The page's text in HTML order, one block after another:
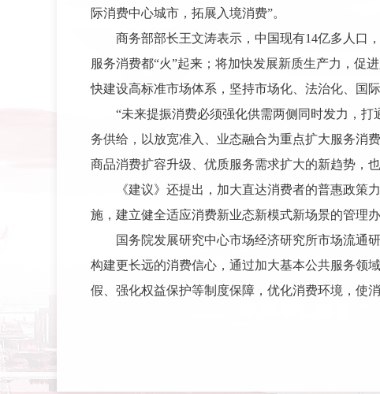
际消费中心城市，拓展入境消费”。
商务部部长王文涛表示，中国现有14亿多人口
服务消费都“火”起来；将加快发展新质生产力，促
快建设高标准市场体系，坚持市场化、法治化、国
“未来提振消费必须强化供需两侧同时发力，
务供给，以放宽准入、业态融合为重点扩大服务消
商品消费扩容升级、优质服务需求扩大的新趋势，
《建议》还提出，加大直达消费者的普惠政
施，建立健全适应消费新业态新模式新场景的管理
国务院发展研究中心市场经济研究所市场流通
构建更长远的消费信心，通过加大基本公共服务领
假、强化权益保护等制度保障，优化消费环境，使